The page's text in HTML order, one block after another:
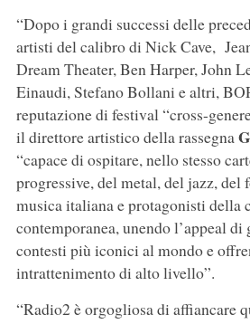
“Dopo i grandi successi delle
artisti del calibro di Nick Cave,
Dream Theater, Ben Harper, John
Einaudi, Stefano Bollani e altri,
reputazione di festival “cross-
il direttore artistico della rassegna
“capace di ospitare, nello stesso
progressive, del metal, del jazz, del
musica italiana e protagonisti della
contemporanea, unendo l’appeal
contesti più iconici al mondo e
intrattenimento di alto livello”.
“Radio2 è orgogliosa di affiancare